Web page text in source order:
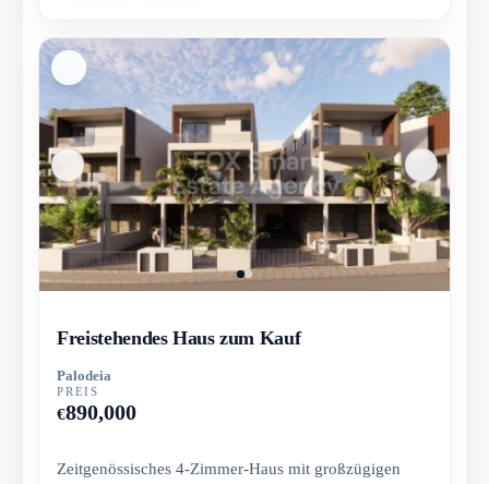
Freistehendes Haus zum Kauf
Palodeia
PREIS
€890,000
Zeitgenössisches 4-Zimmer-Haus mit großzügigen